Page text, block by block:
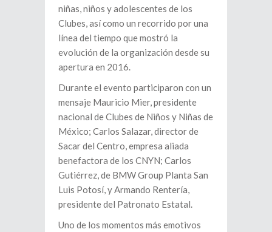
niñas, niños y adolescentes de los
Clubes, así como un recorrido por una
línea del tiempo que mostró la
evolución de la organización desde su
apertura en 2016.
Durante el evento participaron con un
mensaje Mauricio Mier, presidente
nacional de Clubes de Niños y Niñas de
México; Carlos Salazar, director de
Sacar del Centro, empresa aliada
benefactora de los CNYN; Carlos
Gutiérrez, de BMW Group Planta San
Luis Potosí, y Armando Rentería,
presidente del Patronato Estatal.
Uno de los momentos más emotivos